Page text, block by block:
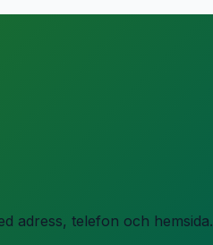
adress, telefon och hemsida.